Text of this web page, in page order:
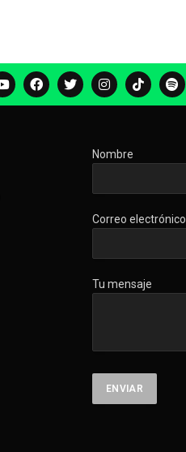
Nombre
Correo electrónico
Tu mensaje